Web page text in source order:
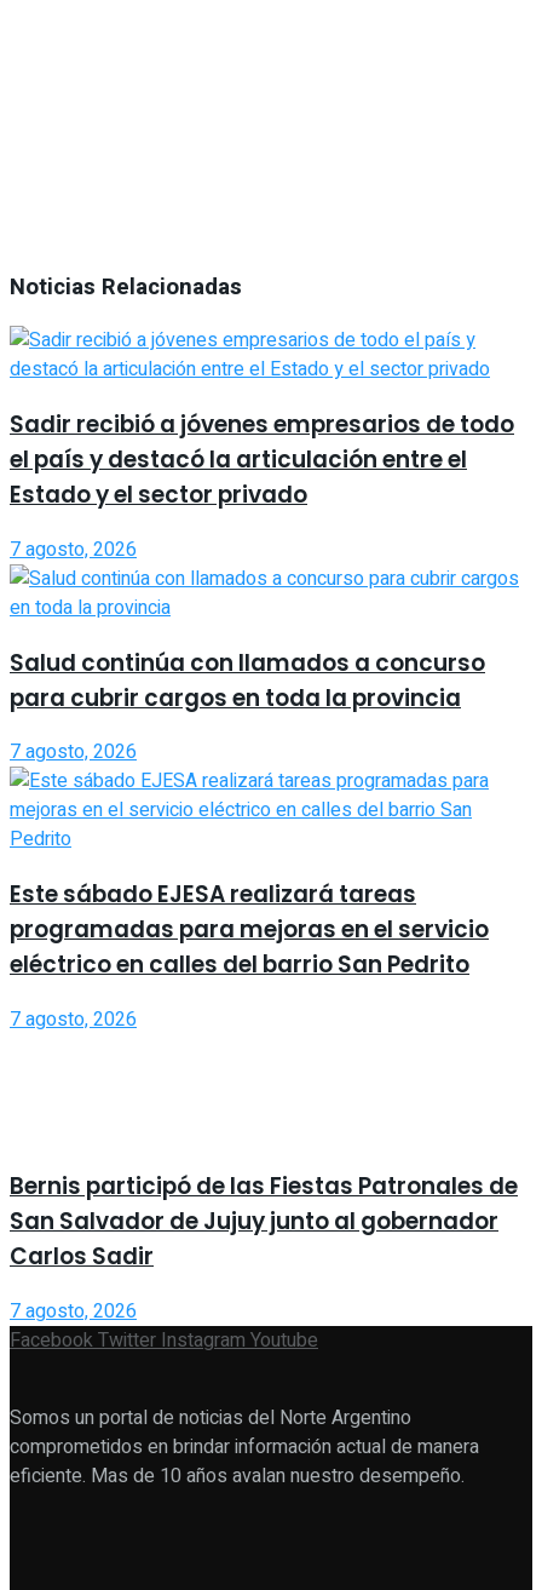
Noticias Relacionadas
Sadir recibió a jóvenes empresarios de todo
el país y destacó la articulación entre el
Estado y el sector privado
7 agosto, 2026
Salud continúa con llamados a concurso
para cubrir cargos en toda la provincia
7 agosto, 2026
Este sábado EJESA realizará tareas
programadas para mejoras en el servicio
eléctrico en calles del barrio San Pedrito
7 agosto, 2026
Bernis participó de las Fiestas Patronales de
San Salvador de Jujuy junto al gobernador
Carlos Sadir
7 agosto, 2026
FacebookTwitterInstagramYoutube
Somos un portal de noticias del Norte Argentino
comprometidos en brindar información actual de manera
eficiente. Mas de 10 años avalan nuestro desempeño.